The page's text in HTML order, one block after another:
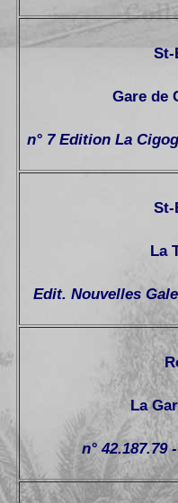
St-
Gare de
n° 7 Edition La
St-
La
Edit. Nouvelles
La
n° 42.187.79